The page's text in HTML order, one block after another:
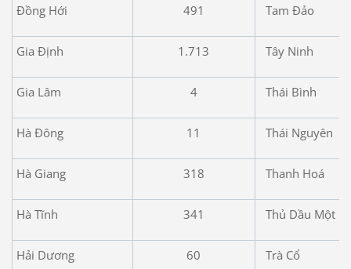
Đồng Hới 491 Tam Đảo
Gia Định 1.713 Tây Ninh
Gia Lâm 4 Thái Bình
Hà Đông 11 Thái Nguyên
Hà Giang 318 Thanh Hoá
Hà Tĩnh 341 Thủ Dầu Một
Hải Dương 60 Trà Cổ